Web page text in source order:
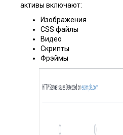
активы включают:
Изображения
CSS файлы
Видео
Скрипты
Фрэймы